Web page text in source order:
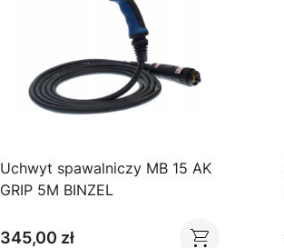
Uchwyt spawalniczy MB 15 AK
GRIP 5M BINZEL
345,00 zł